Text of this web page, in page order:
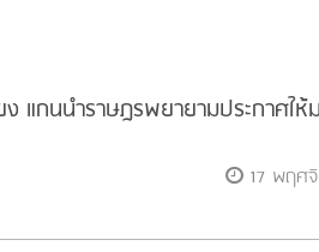
แกนนำราษฎรพยายามประกาศใ
17 พฤศ